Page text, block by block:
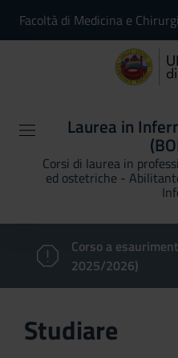
Facoltà di Medicina e
Laurea in
Corsi di laurea in
ed ostetriche -
Corso a
2025/2026)
Studiare